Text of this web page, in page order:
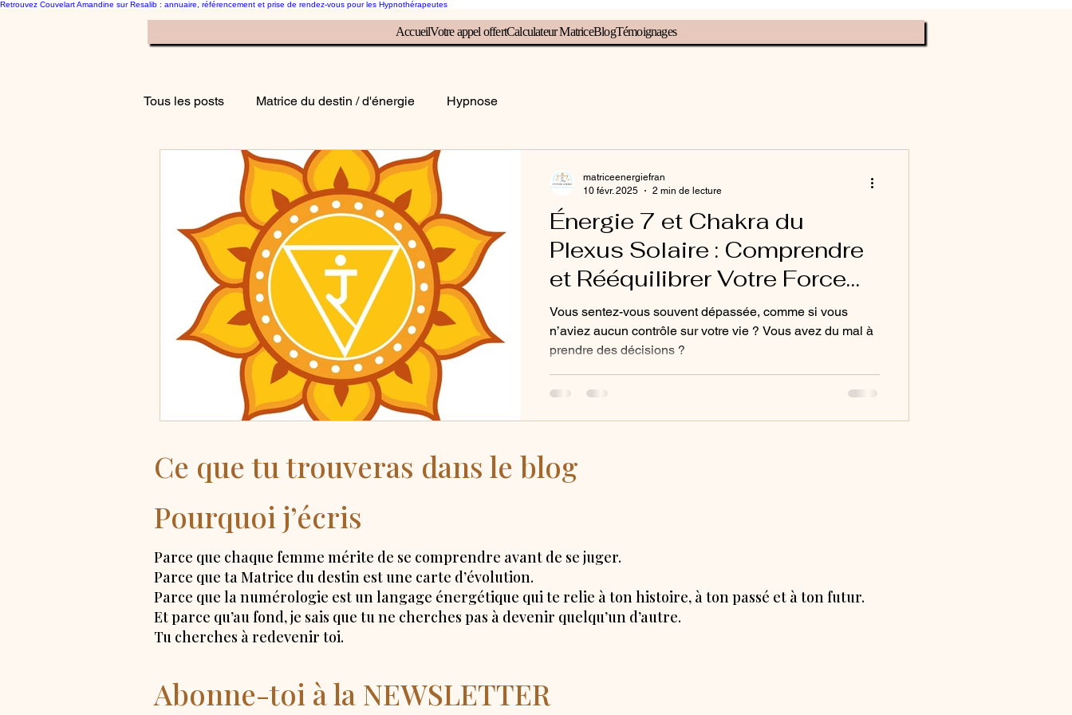
Retrouvez Couvelart Amandine sur Resalib : annuaire, référencement et prise de rendez-vous pour les Hypnothérapeutes
AccueilVotre appel offertCalculateur MatriceBlogTémoignages
Tous les posts Matrice du destin / d'énergie Hypnose
Énergie 7 et Chakra du
Plexus Solaire : Comprendre
et Rééquilibrer Votre Force
Intérieure
Vous sentez-vous souvent dépassée, comme si vous
n’aviez aucun contrôle sur votre vie ? Vous avez du mal à
prendre des décisions ?
matriceenergiefran
10 févr. 2025
2 min de lecture
Ce que tu trouveras dans le blog
Pourquoi j’écris
Parce que chaque femme mérite de se comprendre avant de se juger.
Parce que ta Matrice du destin est une carte d’évolution.
Parce que la numérologie est un langage énergétique qui te relie à ton histoire, à ton passé et à ton futur.
Et parce qu’au fond, je sais que tu ne cherches pas à devenir quelqu’un d’autre.
Tu cherches à redevenir toi.
Abonne-toi à la NEWSLETTER